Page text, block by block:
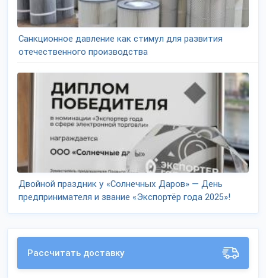
Санкционное давление как стимул для развития
отечественного производства
Двойной праздник у «Солнечных Даров» — День
предпринимателя и звание «Экспортёр года 2025»!
Рассчитать доставку